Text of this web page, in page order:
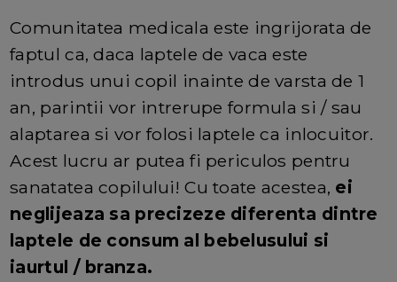
Comunitatea medicala este ingrijorata de
faptul ca, daca laptele de vaca este
introdus unui copil inainte de varsta de 1
an, parintii vor intrerupe formula si / sau
alaptarea si vor folosi laptele ca inlocuitor.
Acest lucru ar putea fi periculos pentru
sanatatea copilului! Cu toate acestea, ei
neglijeaza sa precizeze diferenta dintre
laptele de consum al bebelusului si
iaurtul / branza.